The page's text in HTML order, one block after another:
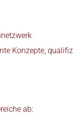
Konzepte,
ab: